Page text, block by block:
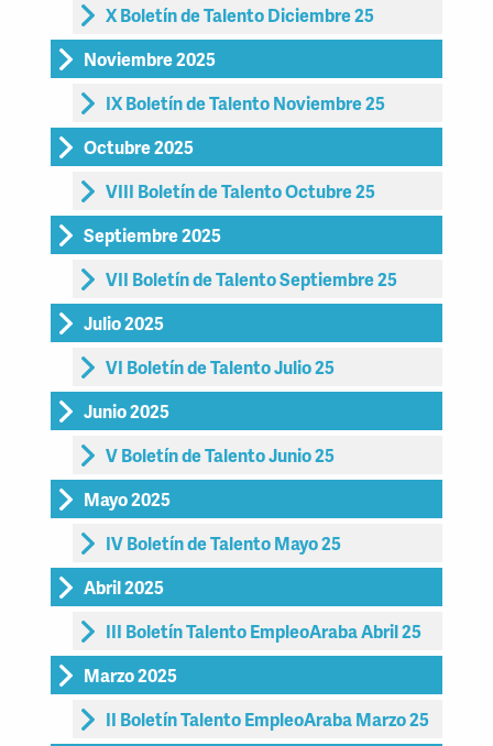
X Boletín de Talento Diciembre 25
Noviembre 2025
IX Boletín de Talento Noviembre 25
Octubre 2025
VIII Boletín de Talento Octubre 25
Septiembre 2025
VII Boletín de Talento Septiembre 25
Julio 2025
VI Boletín de Talento Julio 25
Junio 2025
V Boletín de Talento Junio 25
Mayo 2025
IV Boletín de Talento Mayo 25
Abril 2025
III Boletín Talento EmpleoAraba Abril 25
Marzo 2025
II Boletín Talento EmpleoAraba Marzo 25